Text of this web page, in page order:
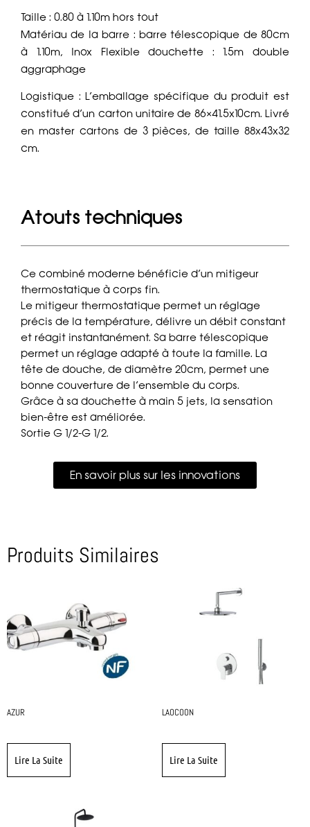
Taille : 0.80 à 1.10m hors tout
Matériau de la barre : barre télescopique de 80cm
à 1.10m, Inox Flexible douchette : 1.5m double
aggraphage
Logistique : L’emballage spécifique du produit est
constitué d’un carton unitaire de 86×41.5x10cm. Livré
en master cartons de 3 pièces, de taille 88x43x32
cm.
Atouts techniques
Ce combiné moderne bénéficie d’un mitigeur
thermostatique à corps fin.
Le mitigeur thermostatique permet un réglage
précis de la température, délivre un débit constant
et réagit instantanément. Sa barre télescopique
permet un réglage adapté à toute la famille. La
tête de douche, de diamètre 20cm, permet une
bonne couverture de l’ensemble du corps.
Grâce à sa douchette à main 5 jets, la sensation
bien-être est améliorée.
Sortie G 1/2-G 1/2.
En savoir plus sur les innovations
Produits Similaires
AZUR
Lire La Suite
LAOCOON
Lire La Suite